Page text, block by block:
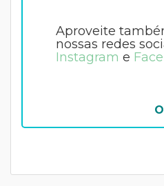
Aproveite
nossas redes
Instagrame